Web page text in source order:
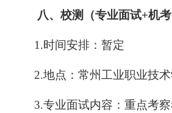
八、校测（专业面试+机考
1.时间安排：暂定
2.地点：常州工业职业技
3.专业面试内容：重点考